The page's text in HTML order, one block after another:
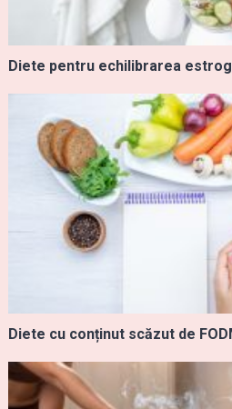
Diete pentru echilibrarea
Diete cu conținut scăzut de